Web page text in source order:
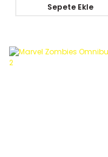
Sepete Ekle